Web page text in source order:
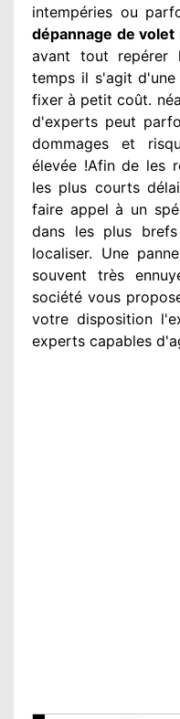
intempéries ou
dépannage de
avant tout repérer
temps il s'agit
fixer à petit coût.
d'experts peut
dommages et
élevée !Afin de les
les plus courts
faire appel à un
dans les plus
localiser. Une
souvent très
société vous
votre disposition
experts capables